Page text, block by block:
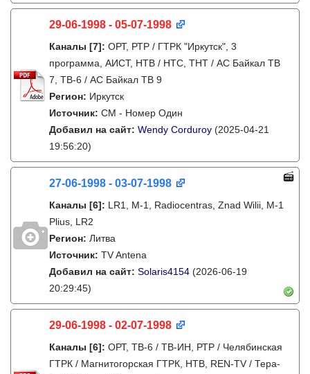
29-06-1998 - 05-07-1998
Каналы [7]: ОРТ, РТР / ГТРК "Иркутск", 3
программа, АИСТ, НТВ / НТС, ТНТ / АС Байкал ТВ
7, ТВ-6 / АС Байкал ТВ 9
Регион: Иркутск
Источник: СМ - Номер Один
Добавил на сайт: Wendy Corduroy (2025-04-21
19:56:20)
27-06-1998 - 03-07-1998
Каналы [6]: LR1, M-1, Radiocentras, Znad Wilii, M-1
Plius, LR2
Регион: Литва
Источник: TV Antena
Добавил на сайт: Solaris4154 (2026-06-19
20:29:45)
29-06-1998 - 02-07-1998
Каналы [6]: ОРТ, ТВ-6 / ТВ-ИН, РТР / Челябинская
ГТРК / Магнитогорская ГТРК, НТВ, REN-TV / Тера-